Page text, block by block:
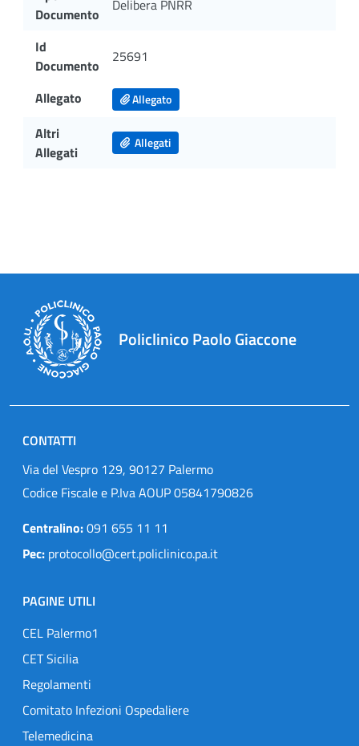
Documento
Delibera PNRR
Id
Documento
25691
Allegato Allegato
Altri
Allegati
Allegati
Policlinico Paolo Giaccone
CONTATTI
Via del Vespro 129, 90127 Palermo
Codice Fiscale e P.Iva AOUP 05841790826
Centralino:091 655 11 11
Pec: protocollo@cert.policlinico.pa.it
PAGINE UTILI
CEL Palermo1
CET Sicilia
Regolamenti
Comitato Infezioni Ospedaliere
Telemedicina